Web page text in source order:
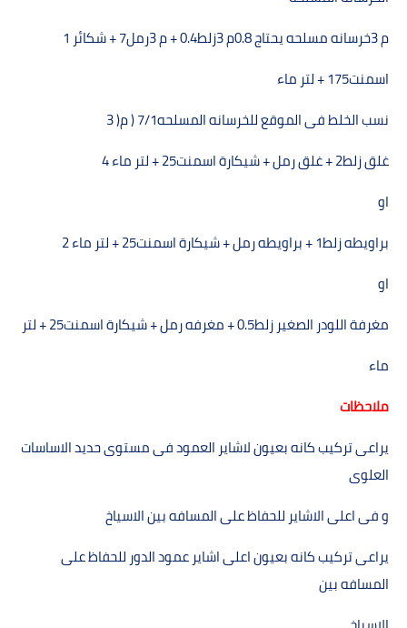
م 3خرسانه مسلحه يحتاج
0.8م 3زلط + 0.4م 3رمل + 7شكائر 1
اسمنت+ 175لتر ماء
نسب الخلط فى الموقع للخرسانه المسلحه) 7/1م( 3
غلق زلط+ 2غلق رمل + شيكارة اسمنت+ 25لتر ماء 4
او
براويطه زلط+ 1براويطه رمل + شيكارة اسمنت+ 25لتر ماء 2
او
مغرفة اللودر الصغير زلط+ 0.5مغرفه رمل + شيكارة اسمنت+ 25لتر
ماء
ملاحظات
يراعى تركيب كانه بعيون لاشاير العمود فى مستوى حديد الاساسات
العلوى
و فى اعلى الاشاير للحفاظ على المسافه بين الاسياخ
يراعى تركيب كانه بعيون اعلى اشاير عمود الدور للحفاظ على
المسافه بين